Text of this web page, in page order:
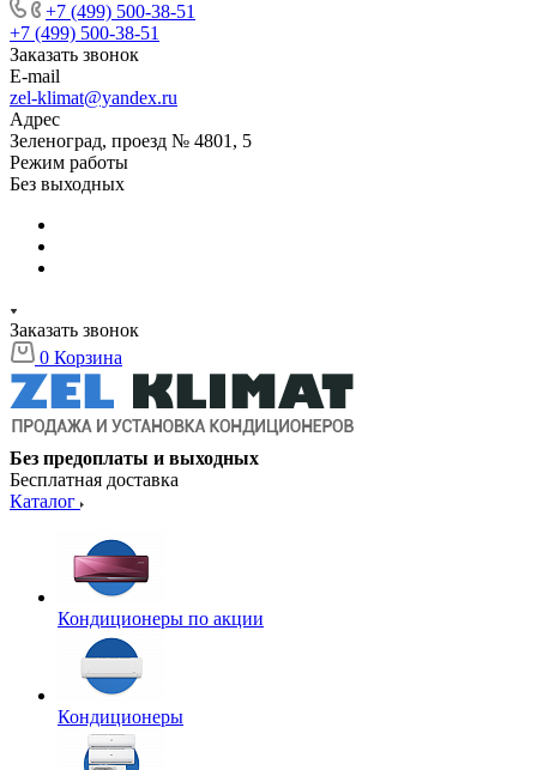
+7 (499) 500-38-51
+7 (499) 500-38-51
Заказать звонок
E-mail
zel-klimat@yandex.ru
Адрес
Зеленоград, проезд № 4801, 5
Режим работы
Без выходных
Заказать звонок
0 Корзина
Без предоплаты и выходных
Бесплатная доставка
Каталог
Кондиционеры по акции
Кондиционеры